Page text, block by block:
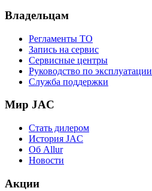
Владельцам
Регламенты ТО
Запись на сервис
Сервисные центры
Руководство по эксплуатации
Служба поддержки
Мир JAC
Стать дилером
История JAC
Об Allur
Новости
Акции